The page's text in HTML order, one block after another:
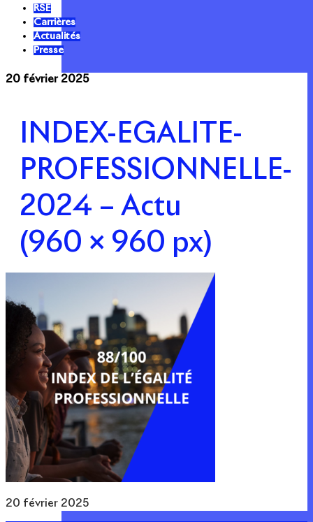
RSE
Carrières
Actualités
Presse
20 février 2025
INDEX-EGALITE-
PROFESSIONNELLE-
2024 – Actu
(960 × 960 px)
20 février 2025